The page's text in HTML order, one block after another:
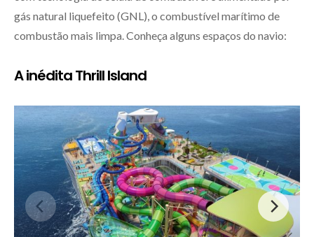
gás natural liquefeito (GNL), o combustível marítimo de
combustão mais limpa. Conheça alguns espaços do navio:
A inédita Thrill Island